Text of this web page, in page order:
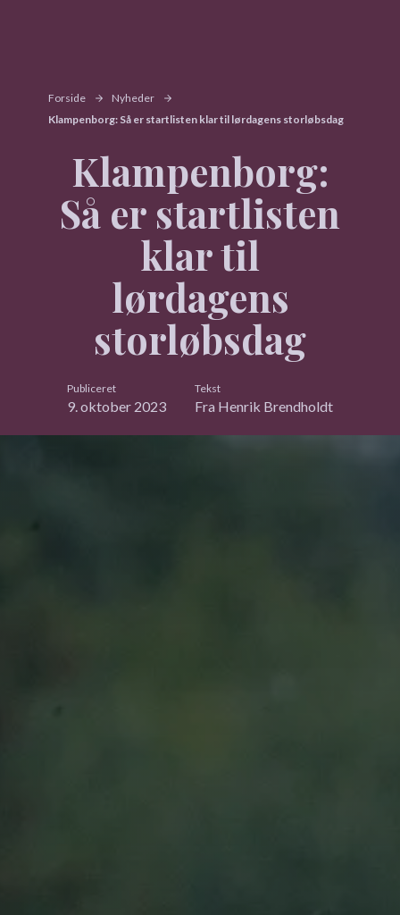
Forside
Nyheder
Klampenborg: Så er startlisten klar til lørdagens storløbsdag
Klampenborg:
Så er startlisten
klar til
lørdagens
storløbsdag
Publiceret
9. oktober 2023
Tekst
Fra Henrik Brendholdt